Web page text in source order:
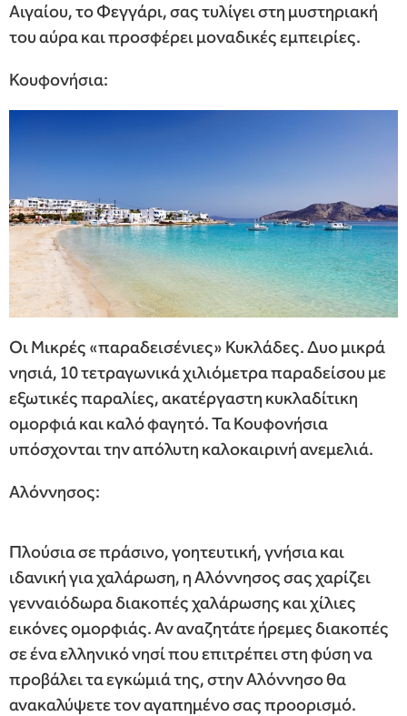
Αιγαίου, το Φεγγάρι, σας τυλίγει στη μυστηριακή
του αύρα και προσφέρει μοναδικές εμπειρίες.
Κουφονήσια:
Οι Μικρές «παραδεισένιες» Κυκλάδες. Δυο μικρά
νησιά, 10 τετραγωνικά χιλιόμετρα παραδείσου με
εξωτικές παραλίες, ακατέργαστη κυκλαδίτικη
ομορφιά και καλό φαγητό. Τα Κουφονήσια
υπόσχονται την απόλυτη καλοκαιρινή ανεμελιά.
Αλόννησος:
Πλούσια σε πράσινο, γοητευτική, γνήσια και
ιδανική για χαλάρωση, η Αλόννησος σας χαρίζει
γενναιόδωρα διακοπές χαλάρωσης και χίλιες
εικόνες ομορφιάς. Αν αναζητάτε ήρεμες διακοπές
σε ένα ελληνικό νησί που επιτρέπει στη φύση να
προβάλει τα εγκώμιά της, στην Αλόννησο θα
ανακαλύψετε τον αγαπημένο σας προορισμό.